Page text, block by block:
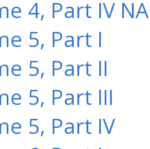
4, Part IV NA
5, Part I
5, Part II
5, Part III
5, Part IV